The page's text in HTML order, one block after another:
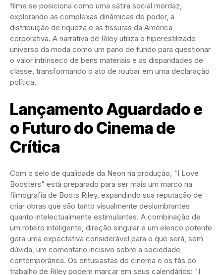
filme se posiciona como uma sátira social mordaz,
explorando as complexas dinâmicas de poder, a
distribuição de riqueza e as fissuras da América
corporativa. A narrativa de Riley utiliza o hiperestilizado
universo da moda como um pano de fundo para questionar
o valor intrínseco de bens materiais e as disparidades de
classe, transformando o ato de roubar em uma declaração
política.
Lançamento Aguardado e
o Futuro do Cinema de
Crítica
Com o selo de qualidade da Neon na produção, "I Love
Boosters" está preparado para ser mais um marco na
filmografia de Boots Riley, expandindo sua reputação de
criar obras que são tanto visualmente deslumbrantes
quanto intelectualmente estimulantes. A combinação de
um roteiro inteligente, direção singular e um elenco potente
gera uma expectativa considerável para o que será, sem
dúvida, um comentário incisivo sobre a sociedade
contemporânea. Os entusiastas do cinema e os fãs do
trabalho de Riley podem marcar em seus calendários: "I